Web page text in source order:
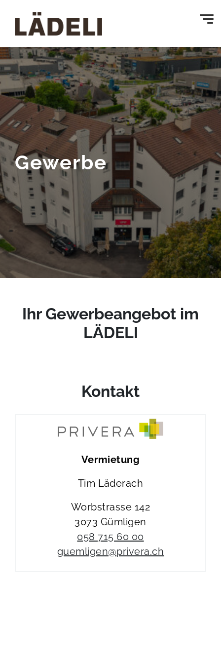
Gewerbe
Ihr Gewerbeangebot im
LÄDELI
Kontakt
Vermietung
Tim Läderach
Worbstrasse 142
3073 Gümligen
058 715 60 00
guemligen@privera.ch